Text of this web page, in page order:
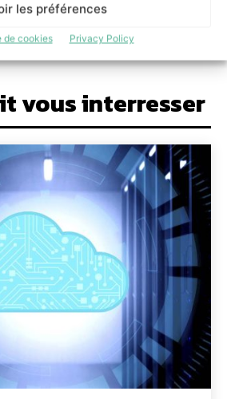
les préférences
de cookies Privacy Policy
vous interresser